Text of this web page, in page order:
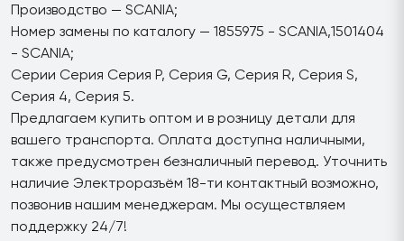
Производство — SCANIA;
Номер замены по каталогу — 1855975 - SCANIA,1501404
- SCANIA;
Серии Серия Серия P, Серия G, Серия R, Серия S,
Серия 4, Серия 5.
Предлагаем купить оптом и в розницу детали для
вашего транспорта. Оплата доступна наличными,
также предусмотрен безналичный перевод. Уточнить
наличие Электроразъём 18-ти контактный возможно,
позвонив нашим менеджерам. Мы осуществляем
поддержку 24/7!